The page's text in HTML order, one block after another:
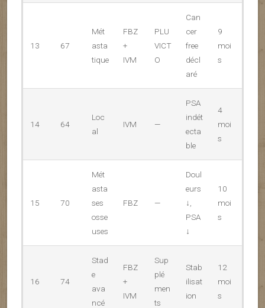
13 67
Mét
asta
tique
FBZ
+
IVM
PLU
VICT
O
Can
cer
free
décl
aré
9
moi
s
14 64
Loc
al
IVM —
PSA
indét
ecta
ble
4
moi
s
15 70
Mét
asta
ses
osse
uses
FBZ —
Doul
eurs
↓,
PSA
↓
10
moi
s
16 74
Stad
e
ava
ncé
FBZ
+
IVM
Sup
plé
men
ts
Stab
ilisat
ion
12
moi
s